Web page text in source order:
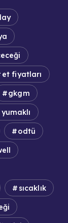
et fiyatları
gkgm
odtü
sıcaklık